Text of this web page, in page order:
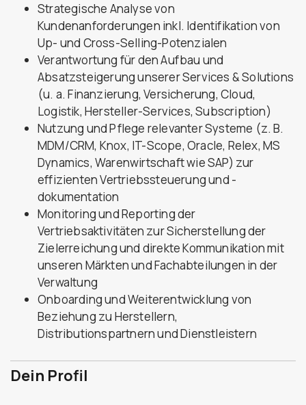
Strategische Analyse von
Kundenanforderungen inkl. Identifikation von
Up- und Cross-Selling-Potenzialen
Verantwortung für den Aufbau und
Absatzsteigerung unserer Services & Solutions
(u. a. Finanzierung, Versicherung, Cloud,
Logistik, Hersteller-Services, Subscription)
Nutzung und Pflege relevanter Systeme (z. B.
MDM/CRM, Knox, IT-Scope, Oracle, Relex, MS
Dynamics, Warenwirtschaft wie SAP) zur
effizienten Vertriebssteuerung und -
dokumentation
Monitoring und Reporting der
Vertriebsaktivitäten zur Sicherstellung der
Zielerreichung und direkte Kommunikation mit
unseren Märkten und Fachabteilungen in der
Verwaltung
Onboarding und Weiterentwicklung von
Beziehung zu Herstellern,
Distributionspartnern und Dienstleistern
Dein Profil